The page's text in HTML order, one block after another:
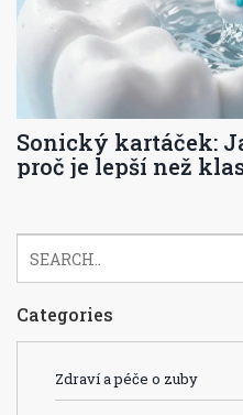
Sonický kartáček:
proč je lepší než
Categories
Zdraví a péče o zuby